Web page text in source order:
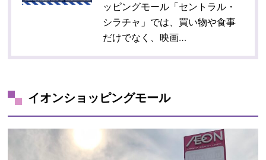
ッピングモール「セントラル・
シラチャ」では、買い物や食事
だけでなく、映画…
イオンショッピングモール